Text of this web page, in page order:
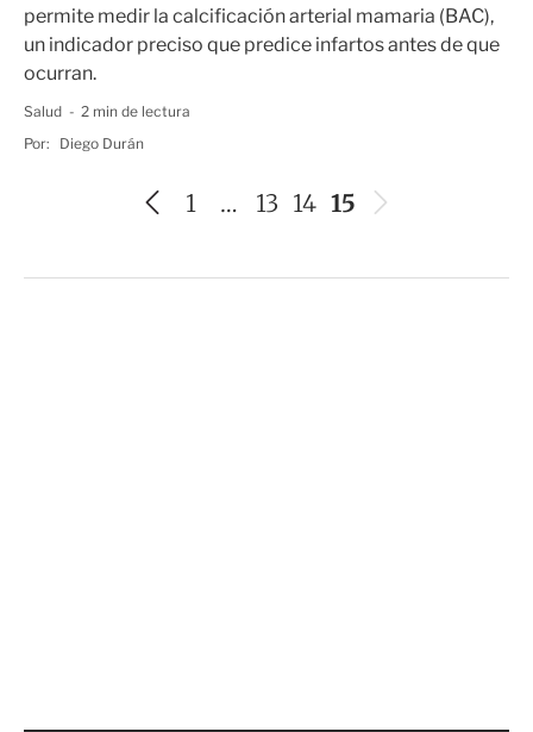
permite medir la calcificación arterial mamaria (BAC),
un indicador preciso que predice infartos antes de que
ocurran.
Salud
2 min de lectura
Por:
Diego Durán
1 … 13 14 15